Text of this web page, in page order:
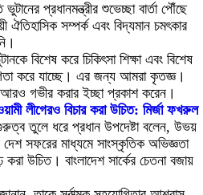
প্রধানমন্ত্রীর শুভেচ্ছা বার্তা পৌঁছে
ঐতিহাসিক সম্পর্ক এবং বিদ্যমান চমৎকার
বিশেষ করে চিকিৎসা শিক্ষা এবং বিশেষ
করে যাচ্ছে। এর জন্য আমরা কৃতজ্ঞ।
আরও গভীর করার ইচ্ছা প্রকাশ করেন।
লীগেরও বিচার করা উচিত: মির্জা ফখরুল
তুলে ধরে প্রধান উপদেষ্টা বলেন, উভয়
সফরের মাধ্যমে সাংস্কৃতিক অভিজ্ঞতা
উচিত। বাংলাদেশ সার্কের চেতনা বজায়